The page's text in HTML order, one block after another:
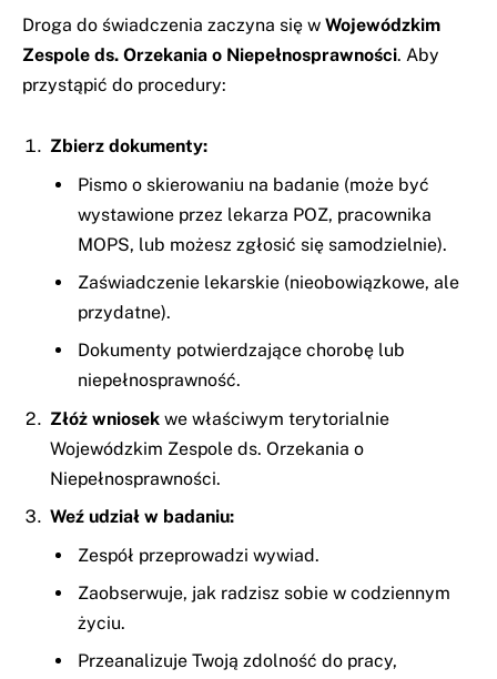
Droga do świadczenia zaczyna się w Wojewódzkim
Zespole ds. Orzekania o Niepełnosprawności. Aby
przystąpić do procedury:
Zbierz dokumenty:
Pismo o skierowaniu na badanie (może być
wystawione przez lekarza POZ, pracownika
MOPS, lub możesz zgłosić się samodzielnie).
Zaświadczenie lekarskie (nieobowiązkowe, ale
przydatne).
Dokumenty potwierdzające chorobę lub
niepełnosprawność.
Złóż wniosek we właściwym terytorialnie
Wojewódzkim Zespole ds. Orzekania o
Niepełnosprawności.
Weź udział w badaniu:
Zespół przeprowadzi wywiad.
Zaobserwuje, jak radzisz sobie w codziennym
życiu.
Przeanalizuje Twoją zdolność do pracy,